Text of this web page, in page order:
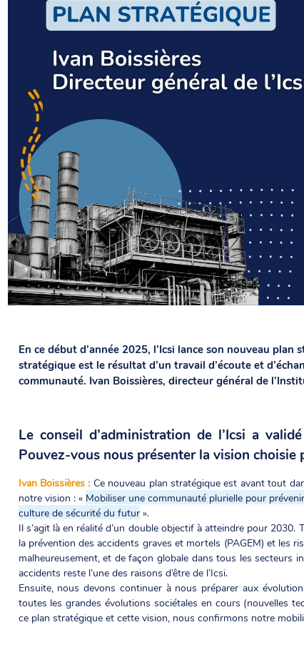
En ce début d’année 2025, l’Icsi lance son nouveau
stratégique est le résultat d’un travail d’écoute et
communauté. Ivan Boissières, directeur général de
Le conseil d’administration de l’Icsi a
Pouvez-vous nous présenter la vision choisie
Ivan Boissières : Ce nouveau plan stratégique est avant tout
notre vision : « Mobiliser une communauté plurielle pour
culture de sécurité du futur».
Il s’agit là en réalité d’un double objectif à atteindre pour
la prévention des accidents graves et mortels (PAGEM) et les
malheureusement, et de façon globale dans tous les secteurs
accidents reste l’une des raisons d’être de l’Icsi.
Ensuite, nous devons continuer à nous préparer aux
toutes les grandes évolutions sociétales en cours (nouvelles
ce plan stratégique et cette vision, nous confirmons notre